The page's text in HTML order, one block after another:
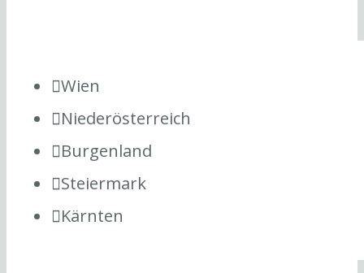
Wien
Niederösterreich
Burgenland
Steiermark
Kärnten